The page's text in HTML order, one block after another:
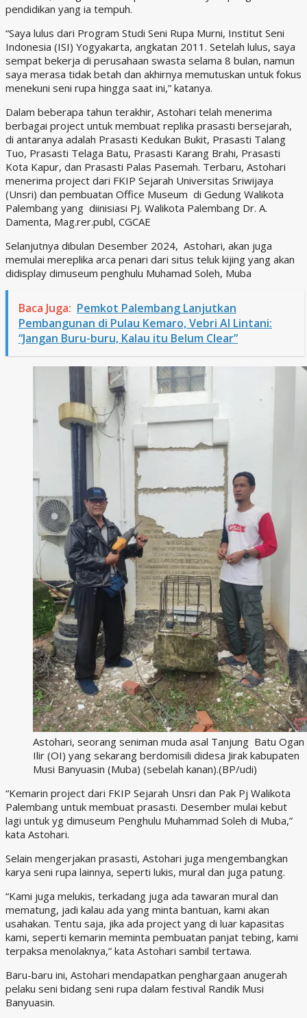
pendidikan yang ia tempuh.
“Saya lulus dari Program Studi Seni Rupa Murni, Institut Seni
Indonesia (ISI) Yogyakarta, angkatan 2011. Setelah lulus, saya
sempat bekerja di perusahaan swasta selama 8 bulan, namun
saya merasa tidak betah dan akhirnya memutuskan untuk fokus
menekuni seni rupa hingga saat ini,” katanya.
Dalam beberapa tahun terakhir, Astohari telah menerima
berbagai project untuk membuat replika prasasti bersejarah,
di antaranya adalah Prasasti Kedukan Bukit, Prasasti Talang
Tuo, Prasasti Telaga Batu, Prasasti Karang Brahi, Prasasti
Kota Kapur, dan Prasasti Palas Pasemah. Terbaru, Astohari
menerima project dari FKIP Sejarah Universitas Sriwijaya
(Unsri) dan pembuatan Office Museum di Gedung Walikota
Palembang yang diinisiasi Pj. Walikota Palembang Dr. A.
Damenta, Mag.rer.publ, CGCAE
Selanjutnya dibulan Desember 2024, Astohari, akan juga
memulai mereplika arca penari dari situs teluk kijing yang akan
didisplay dimuseum penghulu Muhamad Soleh, Muba
Baca Juga: Pemkot Palembang Lanjutkan
Pembangunan di Pulau Kemaro, Vebri Al Lintani:
“Jangan Buru-buru, Kalau itu Belum Clear”
Astohari, seorang seniman muda asal Tanjung Batu Ogan
Ilir (OI) yang sekarang berdomisili didesa Jirak kabupaten
Musi Banyuasin (Muba) (sebelah kanan).(BP/udi)
“Kemarin project dari FKIP Sejarah Unsri dan Pak Pj Walikota
Palembang untuk membuat prasasti. Desember mulai kebut
lagi untuk yg dimuseum Penghulu Muhammad Soleh di Muba,”
kata Astohari.
Selain mengerjakan prasasti, Astohari juga mengembangkan
karya seni rupa lainnya, seperti lukis, mural dan juga patung.
“Kami juga melukis, terkadang juga ada tawaran mural dan
mematung, jadi kalau ada yang minta bantuan, kami akan
usahakan. Tentu saja, jika ada project yang di luar kapasitas
kami, seperti kemarin meminta pembuatan panjat tebing, kami
terpaksa menolaknya,” kata Astohari sambil tertawa.
Baru-baru ini, Astohari mendapatkan penghargaan anugerah
pelaku seni bidang seni rupa dalam festival Randik Musi
Banyuasin.